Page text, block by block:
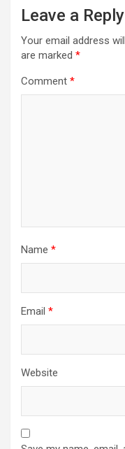
Leave a Reply
Your email address
are marked *
Comment *
Name *
Email *
Website